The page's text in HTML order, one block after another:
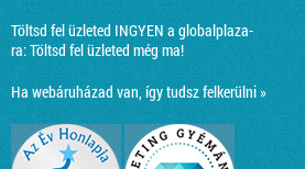
Töltsd fel üzleted INGYEN a globalplaza-
ra:Töltsd fel üzleted még ma!
Ha webáruházad van, így tudsz felkerülni »